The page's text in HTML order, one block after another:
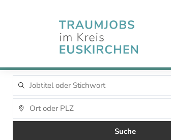
Suche